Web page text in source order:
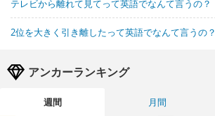
テレビから離れて見てって英語でなんて言うの？
2位を大きく引き離したって英語でなんて言うの？
アンカーランキング
週間 月間